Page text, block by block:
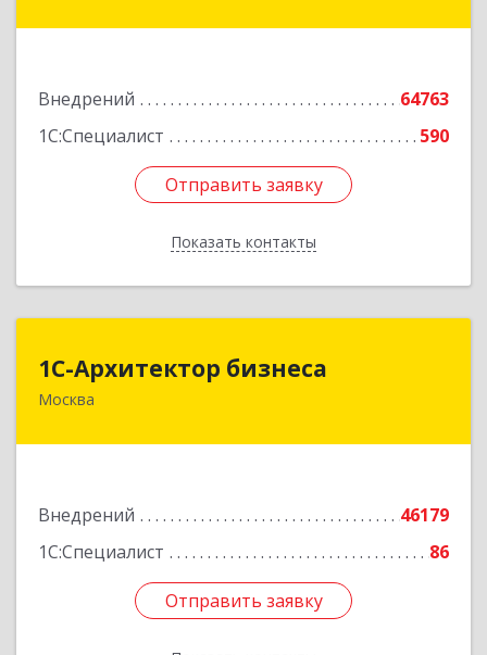
Внедрений
64763
1С:Специалист
590
Отправить заявку
Показать контакты
Отправить заявку
Назад
1С-Архитектор бизнеса
Москва
Внедрений
46179
1С:Специалист
86
Отправить заявку
1С-Архитектор бизнеса
115114, Москва г, Кожевнический 2-й пер, дом
Отправить заявку